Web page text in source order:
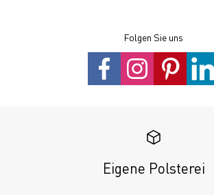
Folgen Sie uns
Eigene Polsterei